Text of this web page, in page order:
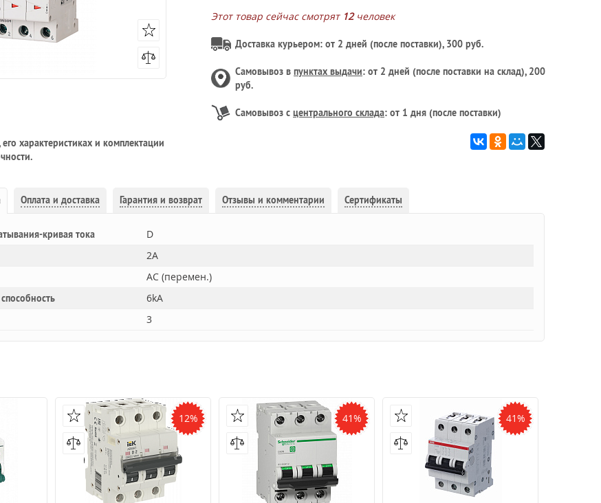
характеристиках и комплектации
Этот товар сейчас смотрят 12человек
Доставка курьером: от 2 дней (после поставки), 300 руб.
Самовывоз в пунктах выдачи: от 2 дней (после поставки на склад), 200
руб.
Самовывоз с центрального склада: от 1 дня (после поставки)
Оплата и доставка Гарантия и возврат Отзывы и комментарии Сертификаты
кривая тока D
2A
AC (перемен.)
6kA
3
12% 41% 41%